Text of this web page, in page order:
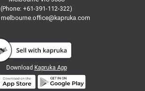
(Phone: +61-391-112-322)
melbourne.office@kapruka.com
Download Kapruka App